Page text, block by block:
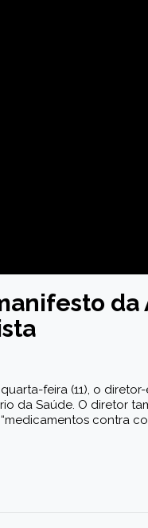
da
feira (11), o
da Saúde. O diretor
contra